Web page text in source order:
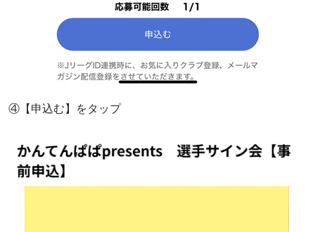
④【申込む】をタップ